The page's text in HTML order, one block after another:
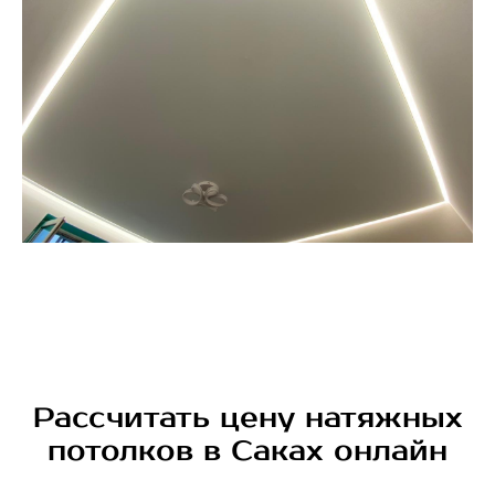
Рассчитать цену натяжных
потолков в Саках онлайн